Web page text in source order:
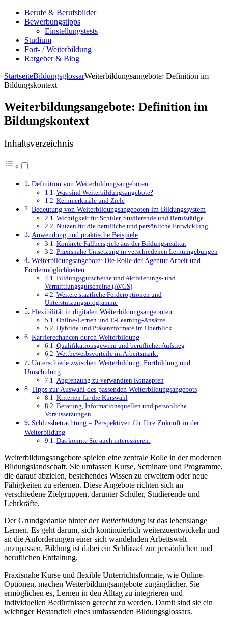
Berufe & Berufsbilder
Bewerbungstipps
Einstellungstests
Studium
Fort- / Weiterbildung
Ratgeber & Blog
StartseiteBildungsglossarWeiterbildungsangebote: Definition im
Bildungskontext
Weiterbildungsangebote: Definition im
Bildungskontext
Inhaltsverzeichnis
Definition von Weiterbildungsangeboten
Was sind Weiterbildungsangebote?
Kernmerkmale und Ziele
Bedeutung von Weiterbildungsangeboten im Bildungssystem
Wichtigkeit für Schüler, Studierende und Berufstätige
Nutzen für die berufliche und persönliche Entwicklung
Anwendung und praktische Beispiele
Konkrete Fallbeispiele aus der Bildungsrealität
Praxisnahe Umsetzung in verschiedenen Lernumgebungen
Weiterbildungsangebote: Die Rolle der Agentur Arbeit und
Fördermöglichkeiten
Bildungsgutscheine und Aktivierungs- und
Vermittlungsgutscheine (AVGS)
Weitere staatliche Förderoptionen und
Unterstützungsprogramme
Flexibilität in digitalen Weiterbildungsangeboten
Online-Lernen und E-Learning-Ansätze
Hybride und Präsenzformate im Überblick
Karrierechancen durch Weiterbildung
Qualifikationsgewinn und beruflicher Aufstieg
Wettbewerbsvorteile im Arbeitsmarkt
Unterschiede zwischen Weiterbildung, Fortbildung und
Umschulung
Abgrenzung zu verwandten Konzepten
Tipps zur Auswahl des passenden Weiterbildungsangebots
Kriterien für die Kurswahl
Beratung, Informationsquellen und persönliche
Voraussetzungen
Schlussbetrachtung – Perspektiven für Ihre Zukunft in der
Weiterbildung
Das könnte Sie auch interessieren:
Weiterbildungsangebote spielen eine zentrale Rolle in der modernen
Bildungslandschaft. Sie umfassen Kurse, Seminare und Programme,
die darauf abzielen, bestehendes Wissen zu erweitern oder neue
Fähigkeiten zu erlernen. Diese Angebote richten sich an
verschiedene Zielgruppen, darunter Schüler, Studierende und
Lehrkräfte.
Der Grundgedanke hinter der Weiterbildung ist das lebenslange
Lernen. Es geht darum, sich kontinuierlich weiterzuentwickeln und
an die Anforderungen einer sich wandelnden Arbeitswelt
anzupassen. Bildung ist dabei ein Schlüssel zur persönlichen und
beruflichen Entfaltung.
Praxisnahe Kurse und flexible Unterrichtsformate, wie Online-
Optionen, machen Weiterbildungsangebote zugänglicher. Sie
ermöglichen es, Lernen in den Alltag zu integrieren und
individuellen Bedürfnissen gerecht zu werden. Damit sind sie ein
wichtiger Bestandteil eines umfassenden Bildungsglossars.